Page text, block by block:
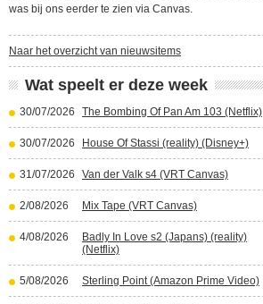
was bij ons eerder te zien via Canvas.
Naar het overzicht van nieuwsitems
Wat speelt er deze week
30/07/2026 The Bombing Of Pan Am 103 (Netflix)
30/07/2026 House Of Stassi (reality) (Disney+)
31/07/2026 Van der Valk s4 (VRT Canvas)
2/08/2026 Mix Tape (VRT Canvas)
4/08/2026
Badly In Love s2 (Japans) (reality)
(Netflix)
5/08/2026 Sterling Point (Amazon Prime Video)